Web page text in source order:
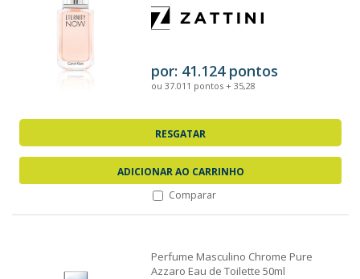
por: 41.124 pontos
ou 37.011 pontos + 35,28
RESGATAR
ADICIONAR AO CARRINHO
Comparar
Perfume Masculino Chrome Pure
Azzaro Eau de Toilette 50ml